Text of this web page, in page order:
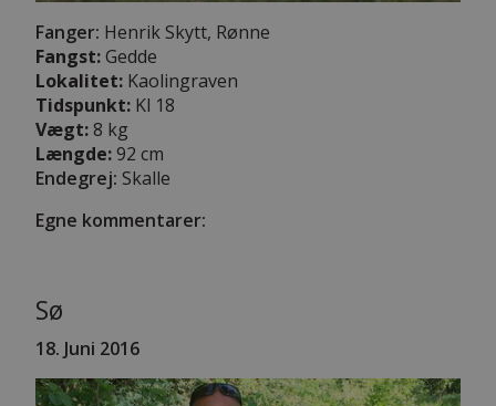
Fanger: Henrik Skytt, Rønne
Fangst:Gedde
Lokalitet: Kaolingraven
Tidspunkt: Kl 18
Vægt:8 kg
Længde:92 cm
Endegrej: Skalle
Egne kommentarer:
Sø
18. Juni 2016